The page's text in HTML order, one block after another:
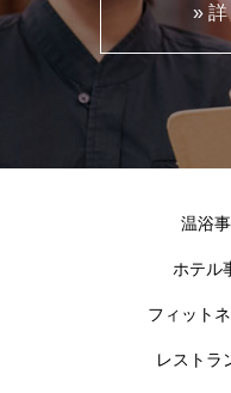
» 詳
温浴
ホテル
フィット
レストラ